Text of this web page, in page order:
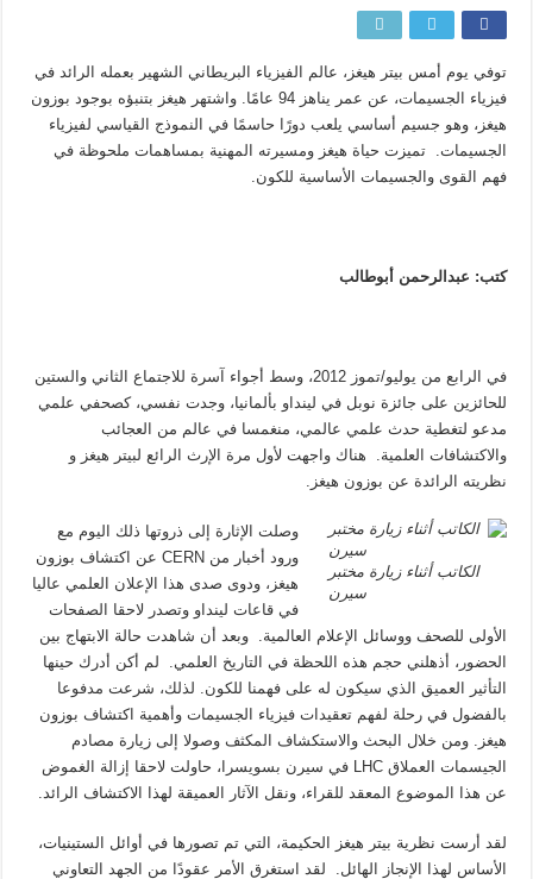
توفي يوم أمس بيتر هيغز، عالم الفيزياء البريطاني الشهير بعمله الرائد في
فيزياء الجسيمات، عن عمر يناهز 94 عامًا. واشتهر هيغز بتنبؤه بوجود بوزون
هيغز، وهو جسيم أساسي يلعب دورًا حاسمًا في النموذج القياسي لفيزياء
الجسيمات. تميزت حياة هيغز ومسيرته المهنية بمساهمات ملحوظة في
فهم القوى والجسيمات الأساسية للكون.
كتب: عبدالرحمن أبوطالب
في الرابع من يوليو/تموز 2012، وسط أجواء آسرة للاجتماع الثاني والستين
للحائزين على جائزة نوبل في لينداو بألمانيا، وجدت نفسي، كصحفي علمي
مدعو لتغطية حدث علمي عالمي، منغمسا في عالم من العجائب
والاكتشافات العلمية. هناك واجهت لأول مرة الإرث الرائع لبيتر هيغز و
نظريته الرائدة عن بوزون هيغز.
الكاتب أثناء زيارة مختبر
سيرن
وصلت الإثارة إلى ذروتها ذلك اليوم مع
ورود أخبار من CERN عن اكتشاف بوزون
هيغز، ودوى صدى هذا الإعلان العلمي عاليا
في قاعات لينداو وتصدر لاحقا الصفحات
الأولى للصحف ووسائل الإعلام العالمية. وبعد أن شاهدت حالة الابتهاج بين
الحضور، أذهلني حجم هذه اللحظة في التاريخ العلمي. لم أكن أدرك حينها
التأثير العميق الذي سيكون له على فهمنا للكون. لذلك، شرعت مدفوعا
بالفضول في رحلة لفهم تعقيدات فيزياء الجسيمات وأهمية اكتشاف بوزون
هيغز. ومن خلال البحث والاستكشاف المكثف وصولا إلى زيارة مصادم
الجيسمات العملاق LHC في سيرن بسويسرا، حاولت لاحقا إزالة الغموض
عن هذا الموضوع المعقد للقراء، ونقل الآثار العميقة لهذا الاكتشاف الرائد.
لقد أرست نظرية بيتر هيغز الحكيمة، التي تم تصورها في أوائل الستينيات،
الأساس لهذا الإنجاز الهائل. لقد استغرق الأمر عقودًا من الجهد التعاوني